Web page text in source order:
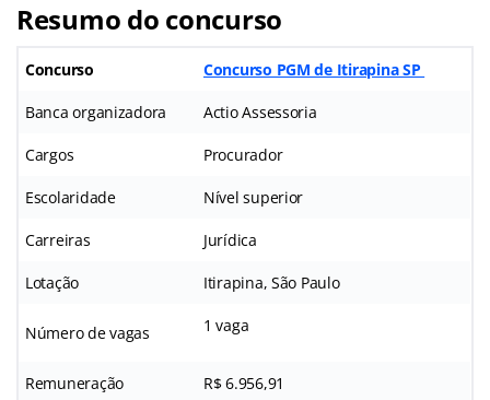
Resumo do concurso
Concurso Concurso PGM de Itirapina SP
Banca organizadora Actio Assessoria
Cargos Procurador
Escolaridade Nível superior
Carreiras Jurídica
Lotação Itirapina, São Paulo
Número de vagas 1 vaga
Remuneração R$ 6.956,91